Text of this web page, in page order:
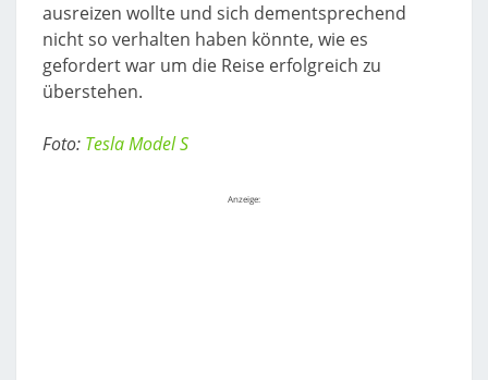
ausreizen wollte und sich dementsprechend
nicht so verhalten haben könnte, wie es
gefordert war um die Reise erfolgreich zu
überstehen.
Foto: Tesla Model S
Anzeige: